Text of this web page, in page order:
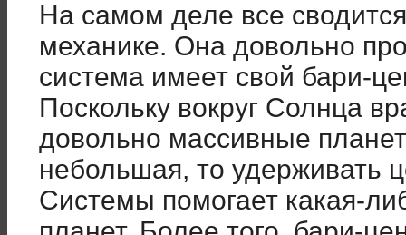
На самом деле все
механике. Она довольно
система имеет свой бари-
Поскольку вокруг Солнца
довольно массивные
небольшая, то удерживать
Системы помогает какая-